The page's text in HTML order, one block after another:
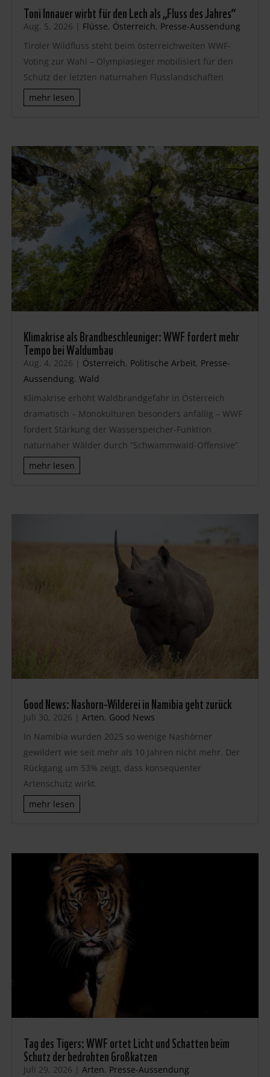
Toni Innauer wirbt für den Lech als „Fluss des Jahres“
Aug. 5, 2026 | Flüsse, Österreich, Presse-Aussendung
Tiroler Wildfluss steht beim österreichweiten WWF-
Voting zur Wahl – Olympiasieger mobilisiert für den
Schutz der letzten naturnahen Flusslandschaften
mehr lesen
Klimakrise als Brandbeschleuniger: WWF fordert mehr
Tempo bei Waldumbau
Aug. 4, 2026 | Österreich, Politische Arbeit, Presse-
Aussendung, Wald
Klimakrise erhöht Waldbrandgefahr in Österreich
dramatisch – Monokulturen besonders anfällig – WWF
fordert Stärkung der Wasserspeicher-Funktion
naturnaher Wälder durch “Schwammwald-Offensive”
mehr lesen
Good News: Nashorn-Wilderei in Namibia geht zurück
Juli 30, 2026 | Arten, Good News
In Namibia wurden 2025 so wenige Nashörner
gewildert wie seit mehr als 10 Jahren nicht mehr. Der
Rückgang um 53% zeigt, dass konsequenter
Artenschutz wirkt.
mehr lesen
Tag des Tigers: WWF ortet Licht und Schatten beim
Schutz der bedrohten Großkatzen
Juli 29, 2026 | Arten, Presse-Aussendung